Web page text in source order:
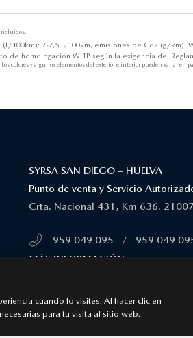
100km): 7-7,5 l/100km, emisiones de Co2 (g/km):
homologación WLTP según la exigencia del
colores y algunos elementos del exterior e interior pueden variar en
SYRSA SAN DIEGO – HUELVA
Punto de venta y Servicio
Crta. Nacional 431, Km 636.
959 049 095 /
959 049
MÁS INFORMACIÓN
Ley de Servicios Digitales
cuando lo visites. Al hacer clic en
para tu visita al sitio web.